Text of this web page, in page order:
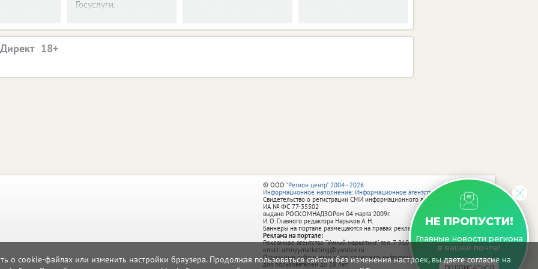
о cookie-файлах или изменить настройки браузера. Продолжая пользоваться сайтом без изменения настроек, вы даете согласие на
Госуслуги.
НЕ ПРОПУСТИ!
Главные новости региона
в вашей почте!
© ООО "Регион центр" 2004 - 2026
Информационное наполнение: Информационное агентство vRossii.ru
Свидетельство о регистрации СМИ информационного агентства vRossii.ru
ИА № ФС 77‑35502
выдано РОСКОМНАДЗОРом 04 марта 2009г.
И. О. Главного редактора Нарыков А. Н.
Баннеры на портале размещаются на правах рекламы.
Реклама на портале:
Рекламное агентство "Умный маркетинг" тел. 7-910-267-70-40,
email: umnyy.marketing@yandex.ru
Отдельные публикации могут содержать информацию, не предназначенную
для пользователей до 18 лет.